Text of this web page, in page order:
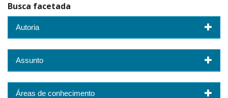
Busca facetada
Autoria
Assunto
Áreas de conhecimento